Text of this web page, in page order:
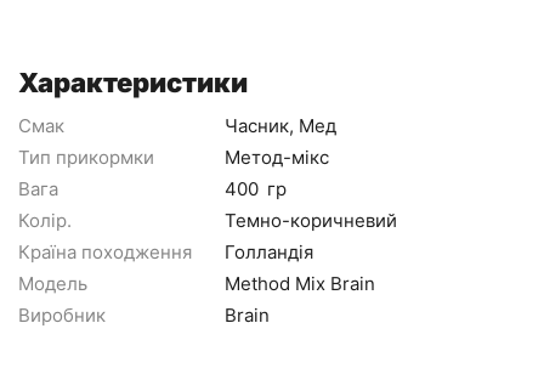
Характеристики
Смак
Часник, Мед
Тип прикормки
Метод-мікс
Вага
400 гр
Колір.
Темно-коричневий
Країна походження
Голландія
Модель
Method Mix Brain
Виробник
Brain